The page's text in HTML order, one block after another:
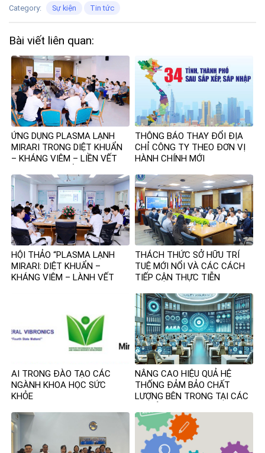
Category: Sự kiện Tin tức
Bài viết liên quan:
ỨNG DỤNG PLASMA LẠNH
MIRARI TRONG DIỆT KHUẨN
– KHÁNG VIÊM – LIỀN VẾT
LIỄU – CƠ XƯƠNG KHỚP –
GIẢM ĐAU
THÔNG BÁO THAY ĐỔI ĐỊA
CHỈ CÔNG TY THEO ĐƠN VỊ
HÀNH CHÍNH MỚI
HỘI THẢO “PLASMA LẠNH
MIRARI: DIỆT KHUẨN –
KHÁNG VIÊM – LÀNH VẾT
THÁCH THỨC SỞ HỮU TRÍ
TUỆ MỚI NỔI VÀ CÁC CÁCH
TIẾP CẬN THỰC TIỄN
AI TRONG ĐÀO TẠO CÁC
NGÀNH KHOA HỌC SỨC
KHỎE
NÂNG CAO HIỆU QUẢ HỆ
THỐNG ĐẢM BẢO CHẤT
LƯỢNG BÊN TRONG TẠI CÁC